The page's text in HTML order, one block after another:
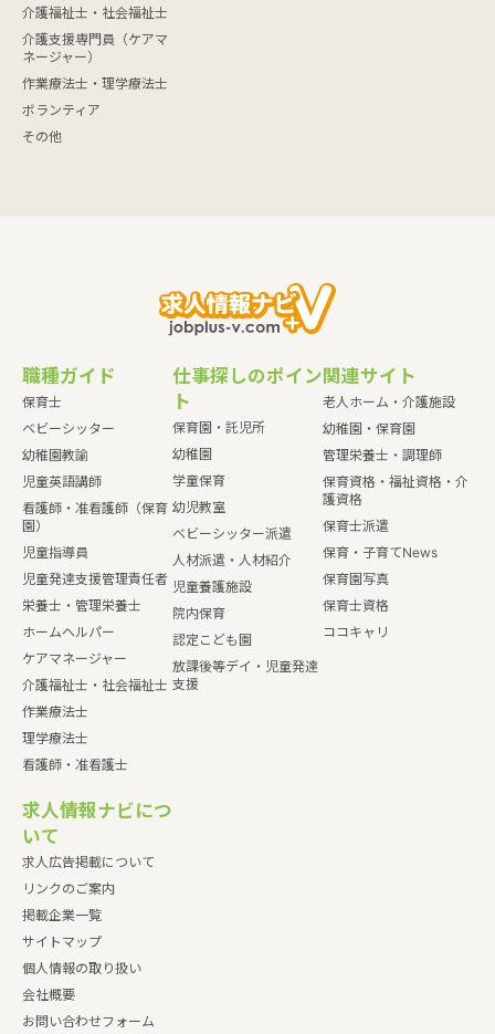
介護福祉士・社会福祉士
介護支援専門員（ケアマ
ネージャー）
作業療法士・理学療法士
ボランティア
その他
職種ガイド
保育士
ベビーシッター
幼稚園教諭
児童英語講師
看護師・准看護師（保育
園）
児童指導員
児童発達支援管理責任者
栄養士・管理栄養士
ホームヘルパー
ケアマネージャー
介護福祉士・社会福祉士
作業療法士
理学療法士
看護師・准看護士
仕事探しのポイン
ト
保育園・託児所
幼稚園
学童保育
幼児教室
ベビーシッター派遣
人材派遣・人材紹介
児童養護施設
院内保育
認定こども園
放課後等デイ・児童発達
支援
関連サイト
老人ホーム・介護施設
幼稚園・保育園
管理栄養士・調理師
保育資格・福祉資格・介
護資格
保育士派遣
保育・子育てNews
保育園写真
保育士資格
ココキャリ
求人情報ナビにつ
いて
求人広告掲載について
リンクのご案内
掲載企業一覧
サイトマップ
個人情報の取り扱い
会社概要
お問い合わせフォーム